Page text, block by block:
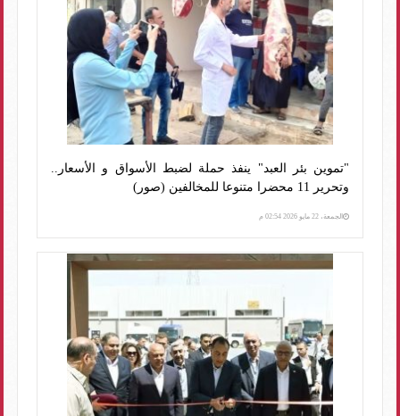
"تموين بئر العبد" ينفذ حملة لضبط الأسواق و الأسعار..
وتحرير 11 محضرا متنوعا للمخالفين (صور)
الجمعة، 22 مايو 2026 02:54 م